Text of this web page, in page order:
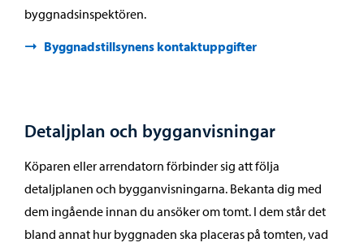
byggnadsinspektören.
Byggnadstillsynens kontaktuppgifter
Detaljplan och bygganvisningar
Köparen eller arrendatorn förbinder sig att följa
detaljplanen och bygganvisningarna. Bekanta dig med
dem ingående innan du ansöker om tomt. I dem står det
bland annat hur byggnaden ska placeras på tomten, vad